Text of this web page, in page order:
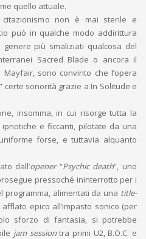
quello attuale.
non è mai sterile e
può in qualche modo addirittura
più smaliziati qualcosa del
Sacred Blade o ancora il
sono convinto che l’opera
certe sonorità grazie a In Solitude e
insomma, in cui risorge tutta la
e ficcanti, pilotate da una
forse, e tuttavia alquanto
dall’opener“Psychic death”, uno
pressoché ininterrotto per i
alimentati da una title-
epico all’impasto sonico (per
sforzo di fantasia, si potrebbe
jam sessiontra primi U2, B.O.C. e